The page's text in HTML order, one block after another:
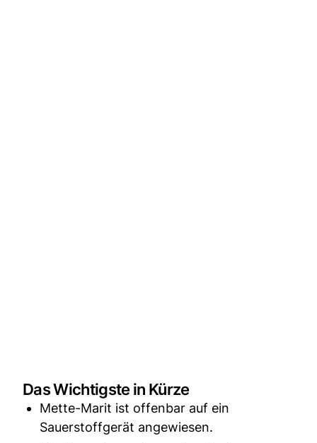
Das Wichtigste in Kürze
Mette-Marit ist offenbar auf ein
Sauerstoffgerät angewiesen.